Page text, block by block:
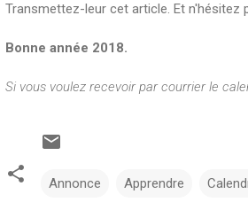
Transmettez-leur cet article. Et
Bonne année 2018.
Si vous voulez recevoir par courrier le
Annonce Apprendre